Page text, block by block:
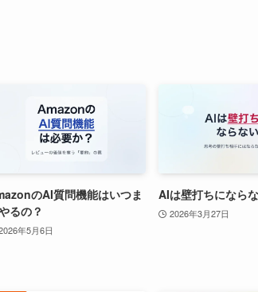
のAI質問機能はいつま
るの？
年5月6日
AIは壁打ちになら
2026年3月27日